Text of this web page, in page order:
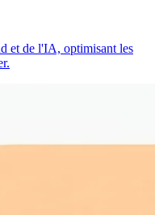
et de l'IA, optimisant les